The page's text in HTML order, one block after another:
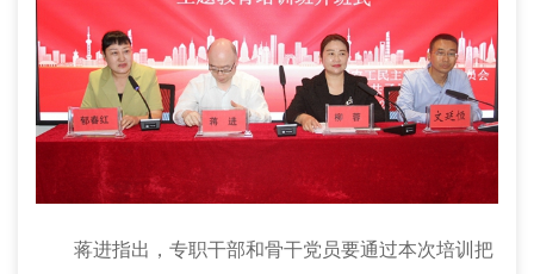
蒋进指出，专职干部和骨干党员要通过本次培训把